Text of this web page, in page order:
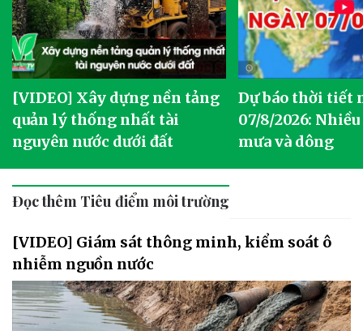
[VIDEO] Xây dựng nền tảng
quản lý thống nhất tài
nguyên nước dưới đất
Dự báo thời tiết
07/8/2026:
mưa và dông
Đọc thêm Tiêu điểm môi trường
[VIDEO] Giám sát thông minh, kiểm soát ô
nhiễm nguồn nước